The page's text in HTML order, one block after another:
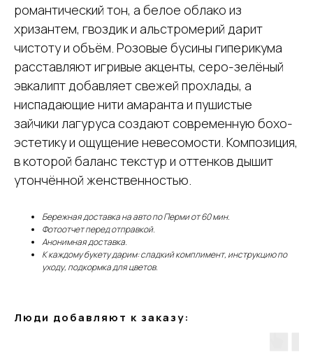
романтический тон, а белое облако из
хризантем, гвоздик и альстромерий дарит
чистоту и объём. Розовые бусины гиперикума
расставляют игривые акценты, серо-зелёный
эвкалипт добавляет свежей прохлады, а
ниспадающие нити амаранта и пушистые
зайчики лагуруса создают современную бохо-
эстетику и ощущение невесомости. Композиция,
в которой баланс текстур и оттенков дышит
утончённой женственностью.
Бережная доставка на авто по Перми от 60 мин.
Фотоотчет перед отправкой.
Анонимная доставка.
К каждому букету дарим: сладкий комплимент, инструкцию по
уходу, подкормка для цветов.
Люди добавляют к заказу: